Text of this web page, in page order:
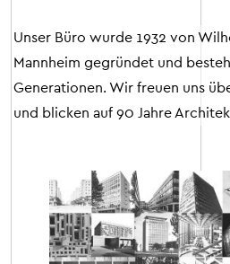
Unser Büro wurde 1932 von
Mannheim gegründet und
Generationen. Wir freuen uns
und blicken auf 90 Jahre